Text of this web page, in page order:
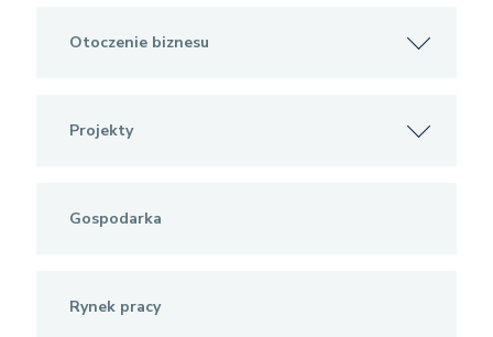
Otoczenie biznesu
Projekty
Gospodarka
Rynek pracy